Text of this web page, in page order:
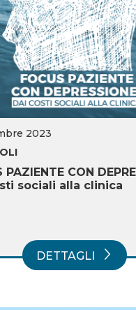
2023
PAZIENTE CON
sociali alla clinica
DETTAGLI